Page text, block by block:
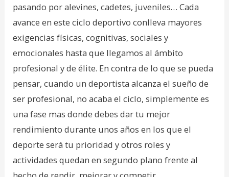
pasando por alevines, cadetes, juveniles… Cada
avance en este ciclo deportivo conlleva mayores
exigencias físicas, cognitivas, sociales y
emocionales hasta que llegamos al ámbito
profesional y de élite. En contra de lo que se pueda
pensar, cuando un deportista alcanza el sueño de
ser profesional, no acaba el ciclo, simplemente es
una fase mas donde debes dar tu mejor
rendimiento durante unos años en los que el
deporte será tu prioridad y otros roles y
actividades quedan en segundo plano frente al